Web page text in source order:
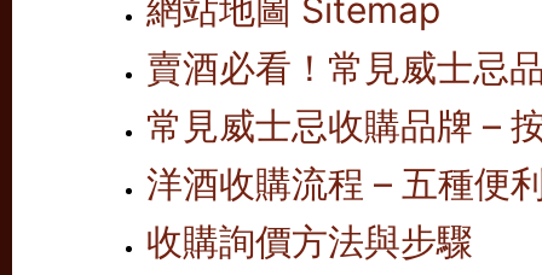
網站地圖 Sitemap
賣酒必看！常見威士忌
常見威士忌收購品牌 –
洋酒收購流程 – 五種便
收購詢價方法與步驟